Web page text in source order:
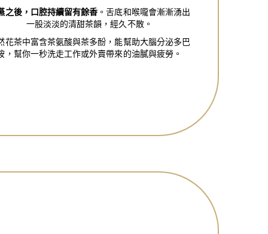
之後，口腔持續留有餘香 。舌底和喉嚨會漸漸湧出
一股淡淡的清甜茶韻，經久不散。
花茶中富含茶氨酸與茶多酚，能幫助大腦分泌多巴
，幫你一秒洗走工作或外賣帶來的油膩與疲勞。